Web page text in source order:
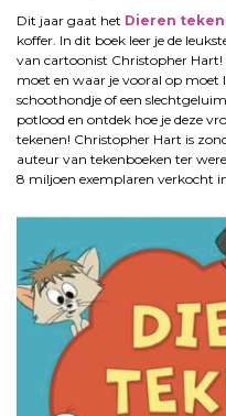
Dit jaar gaat het Dieren
koffer. In dit boek leer je de
van cartoonist Christopher
moet en waar je vooral op moet
schoothondje of een
potlood en ontdek hoe je deze
tekenen! Christopher Hart is
auteur van tekenboeken ter
8 miljoen exemplaren verkocht